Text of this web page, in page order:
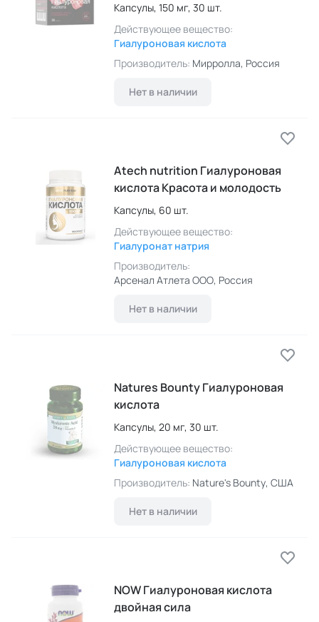
Капсулы, 150 мг, 30 шт.
Действующее вещество:
Гиалуроновая кислота
Производитель: Мирролла, Россия
Нет в наличии
Atech nutrition Гиалуроновая
кислота Красота и молодость
Капсулы, 60 шт.
Действующее вещество:
Гиалуронат натрия
Производитель:
Арсенал Атлета ООО, Россия
Нет в наличии
Natures Bounty Гиалуроновая
кислота
Капсулы, 20 мг, 30 шт.
Действующее вещество:
Гиалуроновая кислота
Производитель: Nature's Bounty, США
Нет в наличии
NOW Гиалуроновая кислота
двойная сила